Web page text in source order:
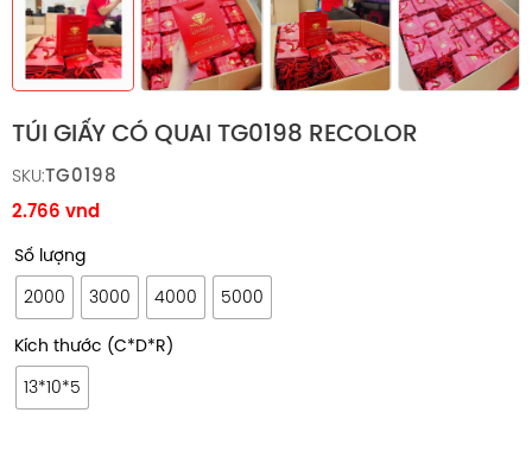
TÚI GIẤY CÓ QUAI TG0198 RECOLOR
SKU:TG0198
2.766 vnd
Số lượng
2000
3000 4000 5000
Kích thước (C*D*R)
13*10*5